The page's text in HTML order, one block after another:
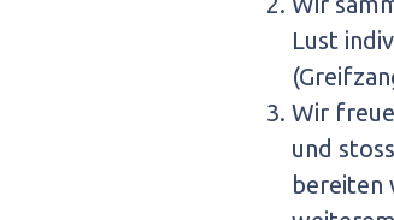
Lust
Wir
und
bereiten